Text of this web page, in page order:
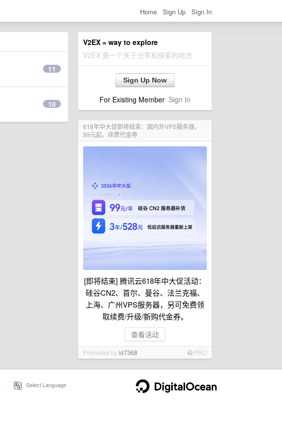
Home Sign Up Sign In
V2EX = way to explore
V2EX 是一个关于分享和探索的地方
Sign Up Now
For Existing Member Sign In
618年中大促即将结束：国内外VPS服务器，
99元起，续费代金券
[即将结束] 腾讯云618年中大促活动：
硅谷CN2、首尔、曼谷、法兰克福、
上海、广州VPS服务器，另可免费领
取续费/升级/新购代金券。
查看活动
Promoted byid7368 PRO
11
10
Select Language